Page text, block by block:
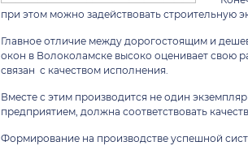
при этом можно задействовать строительную
Главное отличие между дорогостоящим и
окон в Волоколамске высоко оценивает свою
связан с качеством исполнения.
Вместе с этим производится не один
предприятием, должна соответствовать
Формирование на производстве успешной